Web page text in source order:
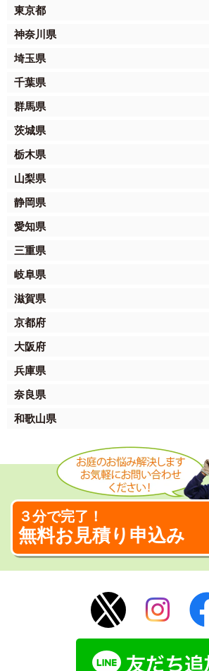
東京都
神奈川県
埼玉県
千葉県
群馬県
茨城県
栃木県
山梨県
静岡県
愛知県
三重県
岐阜県
滋賀県
京都府
大阪府
兵庫県
奈良県
和歌山県
３分で完了！
無料お見積り申込み